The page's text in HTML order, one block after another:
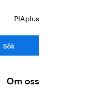
PIAplus
Om oss